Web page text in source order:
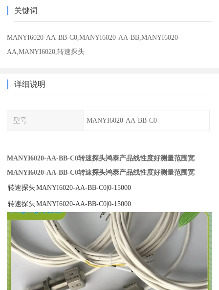
关键词
MANYI6020-AA-BB-C0,MANYI6020-AA-BB,MANYI6020-
AA,MANYI6020,转速探头
详细说明
型号 MANYI6020-AA-BB-C0
MANYI6020-AA-BB-C0转速探头鸿泰产品线性度好测量范围宽
MANYI6020-AA-BB-C0转速探头鸿泰产品线性度好测量范围宽
转速探头MANYI6020-AA-BB-C0|0-15000
转速探头MANYI6020-AA-BB-C0|0-15000